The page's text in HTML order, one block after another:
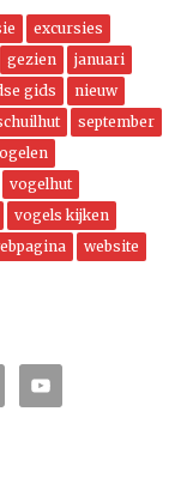
excursies
gezien
januari
gids
nieuw
september
vogelhut
vogels kijken
website